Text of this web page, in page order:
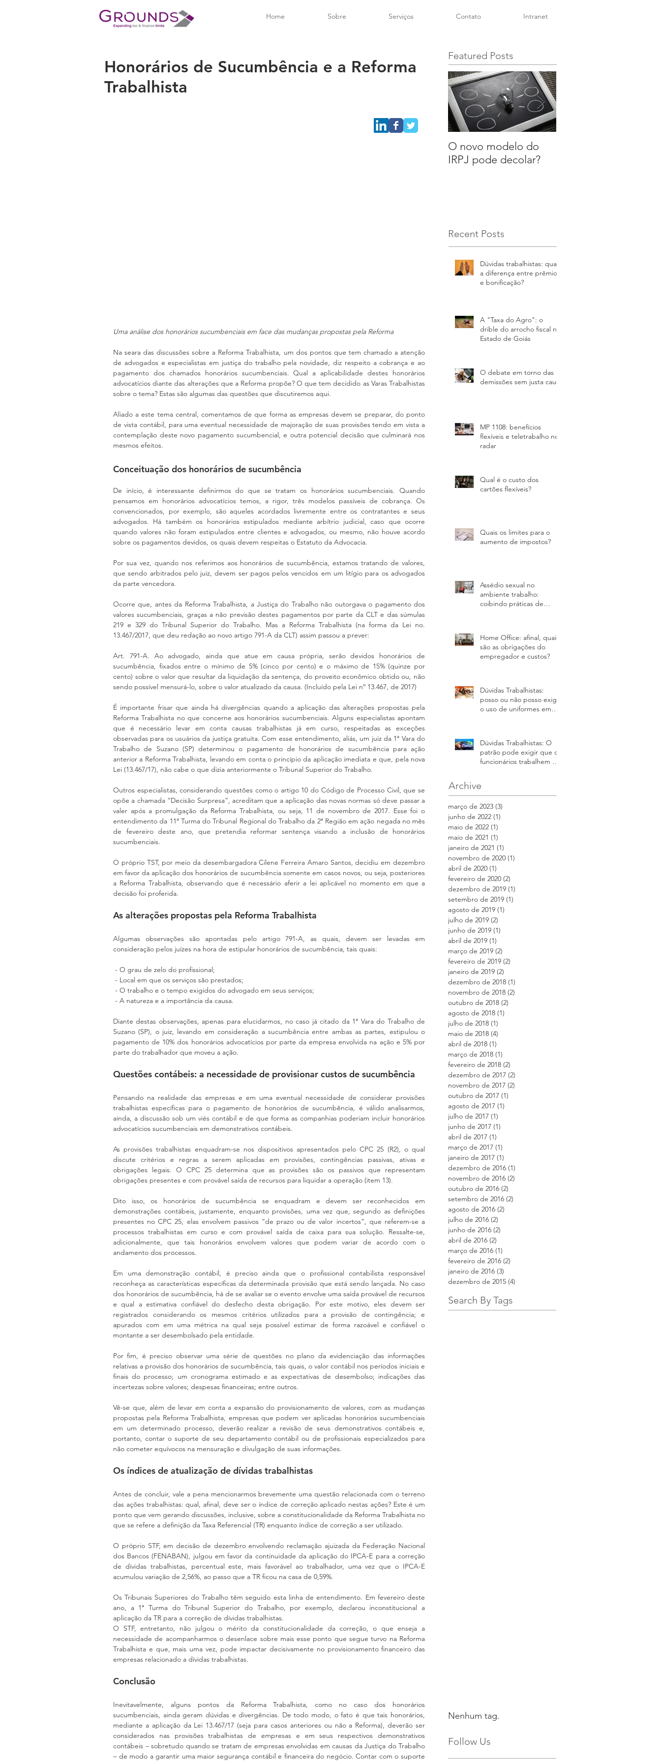
Home Sobre Serviços Contato Intranet
Honorários de Sucumbência e a Reforma
Trabalhista
Uma análise dos honorários sucumbenciais em face das mudanças propostas pela Reforma
Na seara das discussões sobre a Reforma Trabalhista, um dos pontos que tem chamado a atenção
de advogados e especialistas em justiça do trabalho pela novidade, diz respeito a cobrança e ao
pagamento dos chamados honorários sucumbenciais. Qual a aplicabilidade destes honorários
advocatícios diante das alterações que a Reforma propõe? O que tem decidido as Varas Trabalhistas
sobre o tema? Estas são algumas das questões que discutiremos aqui.
Aliado a este tema central, comentamos de que forma as empresas devem se preparar, do ponto
de vista contábil, para uma eventual necessidade de majoração de suas provisões tendo em vista a
contemplação deste novo pagamento sucumbencial, e outra potencial decisão que culminará nos
mesmos efeitos.
Conceituação dos honorários de sucumbência
De início, é interessante definirmos do que se tratam os honorários sucumbenciais. Quando
pensamos em honorários advocatícios temos, a rigor, três modelos passíveis de cobrança. Os
convencionados, por exemplo, são aqueles acordados livremente entre os contratantes e seus
advogados. Há também os honorários estipulados mediante arbítrio judicial, caso que ocorre
quando valores não foram estipulados entre clientes e advogados, ou mesmo, não houve acordo
sobre os pagamentos devidos, os quais devem respeitas o Estatuto da Advocacia.
Por sua vez, quando nos referimos aos honorários de sucumbência, estamos tratando de valores,
que sendo arbitrados pelo juiz, devem ser pagos pelos vencidos em um litígio para os advogados
da parte vencedora.
Ocorre que, antes da Reforma Trabalhista, a Justiça do Trabalho não outorgava o pagamento dos
valores sucumbenciais, graças a não previsão destes pagamentos por parte da CLT e das súmulas
219 e 329 do Tribunal Superior do Trabalho. Mas a Reforma Trabalhista (na forma da Lei no.
13.467/2017, que deu redação ao novo artigo 791-A da CLT) assim passou a prever:
Art. 791-A. Ao advogado, ainda que atue em causa própria, serão devidos honorários de
sucumbência, fixados entre o mínimo de 5% (cinco por cento) e o máximo de 15% (quinze por
cento) sobre o valor que resultar da liquidação da sentença, do proveito econômico obtido ou, não
sendo possível mensurá-lo, sobre o valor atualizado da causa. (Incluído pela Lei nº 13.467, de 2017)
É importante frisar que ainda há divergências quando a aplicação das alterações propostas pela
Reforma Trabalhista no que concerne aos honorários sucumbenciais. Alguns especialistas apontam
que é necessário levar em conta causas trabalhistas já em curso, respeitadas as exceções
observadas para os usuários da justiça gratuita. Com esse entendimento, aliás, um juiz da 1ª Vara do
Trabalho de Suzano (SP) determinou o pagamento de honorários de sucumbência para ação
anterior a Reforma Trabalhista, levando em conta o princípio da aplicação imediata e que, pela nova
Lei (13.467/17), não cabe o que dizia anteriormente o Tribunal Superior do Trabalho.
Outros especialistas, considerando questões como o artigo 10 do Código de Processo Civil, que se
opõe a chamada “Decisão Surpresa”, acreditam que a aplicação das novas normas só deve passar a
valer após a promulgação da Reforma Trabalhista, ou seja, 11 de novembro de 2017. Esse foi o
entendimento da 11ª Turma do Tribunal Regional do Trabalho da 2ª Região em ação negada no mês
de fevereiro deste ano, que pretendia reformar sentença visando a inclusão de honorários
sucumbenciais.
O próprio TST, por meio da desembargadora Cilene Ferreira Amaro Santos, decidiu em dezembro
em favor da aplicação dos honorários de sucumbência somente em casos novos, ou seja, posteriores
a Reforma Trabalhista, observando que é necessário aferir a lei aplicável no momento em que a
decisão foi proferida.
As alterações propostas pela Reforma Trabalhista
Algumas observações são apontadas pelo artigo 791-A, as quais, devem ser levadas em
consideração pelos juízes na hora de estipular honorários de sucumbência, tais quais:
- O grau de zelo do profissional;
- Local em que os serviços são prestados;
- O trabalho e o tempo exigidos do advogado em seus serviços;
- A natureza e a importância da causa.
Diante destas observações, apenas para elucidarmos, no caso já citado da 1ª Vara do Trabalho de
Suzano (SP), o juiz, levando em consideração a sucumbência entre ambas as partes, estipulou o
pagamento de 10% dos honorários advocatícios por parte da empresa envolvida na ação e 5% por
parte do trabalhador que moveu a ação.
Questões contábeis: a necessidade de provisionar custos de sucumbência
Pensando na realidade das empresas e em uma eventual necessidade de considerar provisões
trabalhistas específicas para o pagamento de honorários de sucumbência, é válido analisarmos,
ainda, a discussão sob um viés contábil e de que forma as companhias poderiam incluir honorários
advocatícios sucumbenciais em demonstrativos contábeis.
As provisões trabalhistas enquadram-se nos dispositivos apresentados pelo CPC 25 (R2), o qual
discute critérios e regras a serem aplicadas em provisões, contingências passivas, ativas e
obrigações legais. O CPC 25 determina que as provisões são os passivos que representam
obrigações presentes e com provável saída de recursos para liquidar a operação (item 13).
Dito isso, os honorários de sucumbência se enquadram e devem ser reconhecidos em
demonstrações contábeis, justamente, enquanto provisões, uma vez que, segundo as definições
presentes no CPC 25, elas envolvem passivos “de prazo ou de valor incertos”, que referem-se a
processos trabalhistas em curso e com provável saída de caixa para sua solução. Ressalte-se,
adicionalmente, que tais honorários envolvem valores que podem variar de acordo com o
andamento dos processos.
Em uma demonstração contábil, é preciso ainda que o profissional contabilista responsável
reconheça as características específicas da determinada provisão que está sendo lançada. No caso
dos honorários de sucumbência, há de se avaliar se o evento envolve uma saída provável de recursos
e qual a estimativa confiável do desfecho desta obrigação. Por este motivo, eles devem ser
registrados considerando os mesmos critérios utilizados para a provisão de contingência; e
apurados com em uma métrica na qual seja possível estimar de forma razoável e confiável o
montante a ser desembolsado pela entidade.
Por fim, é preciso observar uma série de questões no plano da evidenciação das informações
relativas a provisão dos honorários de sucumbência, tais quais, o valor contábil nos períodos iniciais e
finais do processo; um cronograma estimado e as expectativas de desembolso; indicações das
incertezas sobre valores; despesas financeiras; entre outros.
Vê-se que, além de levar em conta a expansão do provisionamento de valores, com as mudanças
propostas pela Reforma Trabalhista, empresas que podem ver aplicadas honorários sucumbenciais
em um determinado processo, deverão realizar a revisão de seus demonstrativos contábeis e,
portanto, contar o suporte de seu departamento contábil ou de profissionais especializados para
não cometer equívocos na mensuração e divulgação de suas informações.
Os índices de atualização de dívidas trabalhistas
Antes de concluir, vale a pena mencionarmos brevemente uma questão relacionada com o terreno
das ações trabalhistas: qual, afinal, deve ser o índice de correção aplicado nestas ações? Este é um
ponto que vem gerando discussões, inclusive, sobre a constitucionalidade da Reforma Trabalhista no
que se refere a definição da Taxa Referencial (TR) enquanto índice de correção a ser utilizado.
O próprio STF, em decisão de dezembro envolvendo reclamação ajuizada da Federação Nacional
dos Bancos (FENABAN), julgou em favor da continuidade da aplicação do IPCA-E para a correção
de dívidas trabalhistas, percentual este, mais favorável ao trabalhador, uma vez que o IPCA-E
acumulou variação de 2,56%, ao passo que a TR ficou na casa de 0,59%.
Os Tribunais Superiores do Trabalho têm seguido esta linha de entendimento. Em fevereiro deste
ano, a 1ª Turma do Tribunal Superior do Trabalho, por exemplo, declarou inconstitucional a
aplicação da TR para a correção de dívidas trabalhistas.
O STF, entretanto, não julgou o mérito da constitucionalidade da correção, o que enseja a
necessidade de acompanharmos o desenlace sobre mais esse ponto que segue turvo na Reforma
Trabalhista e que, mais uma vez, pode impactar decisivamente no provisionamento financeiro das
empresas relacionado a dívidas trabalhistas.
Conclusão
Inevitavelmente, alguns pontos da Reforma Trabalhista, como no caso dos honorários
sucumbenciais, ainda geram dúvidas e divergências. De todo modo, o fato é que tais honorários,
mediante a aplicação da Lei 13.467/17 (seja para casos anteriores ou não a Reforma), deverão ser
considerados nas provisões trabalhistas de empresas e em seus respectivos demonstrativos
contábeis – sobretudo quando se tratam de empresas envolvidas em causas da Justiça do Trabalho
– de modo a garantir uma maior segurança contábil e financeira do negócio. Contar com o suporte
Featured Posts
O novo modelo do
IRPJ pode decolar?
Recent Posts
Dúvidas trabalhistas: qual
a diferença entre prêmio
e bonificação?
A "Taxa do Agro"​: o
drible do arrocho fiscal no
Estado de Goiás
O debate em torno das
demissões sem justa causa
MP 1108: benefícios
flexíveis e teletrabalho no
radar
Qual é o custo dos
cartões flexíveis?
Quais os limites para o
aumento de impostos?
Assédio sexual no
ambiente trabalho:
coibindo práticas de
Home Office: afinal, quais
são as obrigações do
empregador e custos?
Dúvidas Trabalhistas:
posso ou não posso exigir
o uso de uniformes em
Dúvidas Trabalhistas: O
patrão pode exigir que os
funcionários trabalhem no
Archive
março de 2023 (3)
junho de 2022 (1)
maio de 2022 (1)
maio de 2021 (1)
janeiro de 2021 (1)
novembro de 2020 (1)
abril de 2020 (1)
fevereiro de 2020 (2)
dezembro de 2019 (1)
setembro de 2019 (1)
agosto de 2019 (1)
julho de 2019 (2)
junho de 2019 (1)
abril de 2019 (1)
março de 2019 (2)
fevereiro de 2019 (2)
janeiro de 2019 (2)
dezembro de 2018 (1)
novembro de 2018 (2)
outubro de 2018 (2)
agosto de 2018 (1)
julho de 2018 (1)
maio de 2018 (4)
abril de 2018 (1)
março de 2018 (1)
fevereiro de 2018 (2)
dezembro de 2017 (2)
novembro de 2017 (2)
outubro de 2017 (1)
agosto de 2017 (1)
julho de 2017 (1)
junho de 2017 (1)
abril de 2017 (1)
março de 2017 (1)
janeiro de 2017 (1)
dezembro de 2016 (1)
novembro de 2016 (2)
outubro de 2016 (2)
setembro de 2016 (2)
agosto de 2016 (2)
julho de 2016 (2)
junho de 2016 (2)
abril de 2016 (2)
março de 2016 (1)
fevereiro de 2016 (2)
janeiro de 2016 (3)
dezembro de 2015 (4)
Search By Tags
Nenhum tag.
Follow Us